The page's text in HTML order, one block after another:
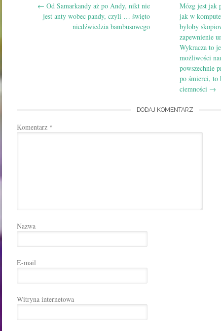
navigation
← Od Samarkandy aż po Andy, nikt nie
jest anty wobec pandy, czyli … święto
niedźwiedzia bambusowego
Mózg jest jak
jak w
byłoby
zapewnienie
Wykracza to
możliwości
powszechnie
po śmierci, to
ciemności →
DODAJ KOMENTARZ
Komentarz *
Nazwa
E-mail
Witryna internetowa